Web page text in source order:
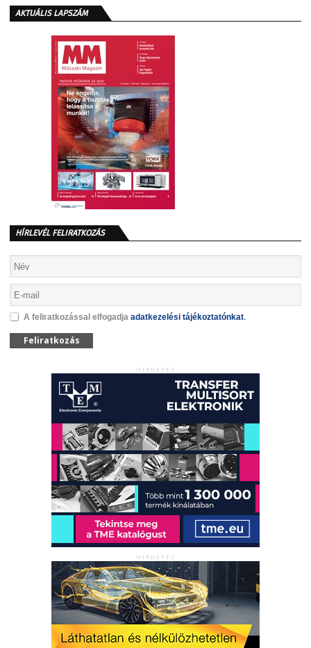
AKTUÁLIS LAPSZÁM
HÍRLEVÉL FELIRATKOZÁS
A feliratkozással elfogadja adatkezelési tájékoztatónkat.
Feliratkozás
HIRDETÉS
HIRDETÉS